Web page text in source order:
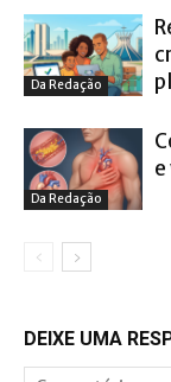
Da Redação
Da Redação
DEIXE UMA